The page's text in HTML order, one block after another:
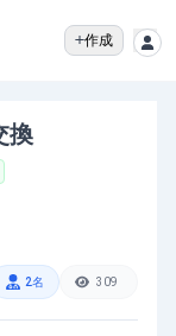
作成
換
2名 309